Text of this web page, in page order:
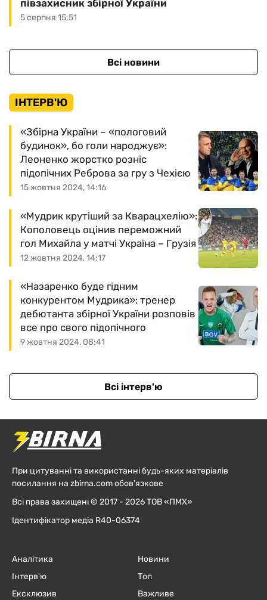
5 серпня 15:51
півзахисник збірної України
Всі новини
ІНТЕРВ'Ю
15 жовтня 2024, 14:16
«Збірна України – «пологовий
будинок», бо голи народжує»:
Леоненко жорстко розніс
підопічних Реброва за гру з Чехією
12 жовтня 2024, 14:17
«Мудрик крутіший за Кварацхелію»:
Кополовець оцінив переможний
гол Михайла у матчі Україна – Грузія
9 жовтня 2024, 08:41
«Назаренко буде гідним
конкурентом Мудрика»: тренер
дебютанта збірної України розповів
все про свого підопічного
Всі інтерв'ю
При цитуванні та використанні будь-яких матеріалів
посилання на zbirna.com обов'язкове
Всі права захищені © 2017 - 2026 ТОВ «ПМХ»
Ідентифікатор медіа R40-06374
Аналітика
Інтерв'ю
Ексклюзив
Новини
Топ
Важливе